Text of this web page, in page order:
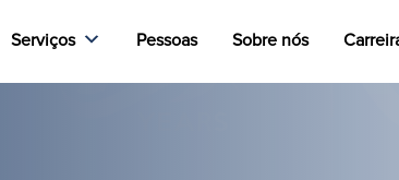
Serviços Pessoas Sobre nós